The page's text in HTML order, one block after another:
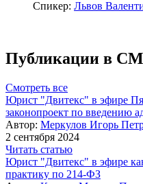
Спикер: Львов
Публикации в
Смотреть все
Юрист "Двитекс" в эфире
законопроект по введению
Автор: Меркулов Игорь
2 сентября 2024
Читать статью
Юрист "Двитекс" в эфире
практику по 214-ФЗ